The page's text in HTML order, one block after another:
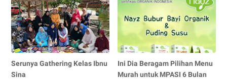
Serunya Gathering Kelas Ibnu
Sina
Ini Dia Beragam Pilihan Menu
Murah untuk MPASI 6 Bulan